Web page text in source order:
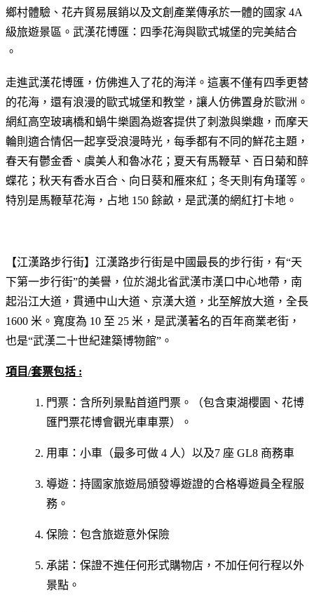
鄉村體驗、花卉貿易展銷以及文創產業傳承於一體的國家 4A
級旅遊景區。武漢花博匯：四季花海與歐式城堡的完美結合
。
走進武漢花博匯，仿佛進入了花的海洋。這裏不僅有四季更替
的花海，還有浪漫的歐式城堡和教堂，讓人仿佛置身於歐洲。
網紅高空玻璃橋和蝸牛樂園為遊客提供了刺激與樂趣，而摩天
輪則適合情侶一起享受浪漫時光，每季都有不同的鮮花主題，
春天有鬱金香、虞美人和魯冰花；夏天有馬鞭草、百日菊和醉
蝶花；秋天有香水百合、向日葵和雁來紅；冬天則有角瑾等。
特別是馬鞭草花海，占地 150 餘畝，是武漢的網紅打卡地。
【江漢路步行街】江漢路步行街是中國最長的步行街，有“天
下第一步行街”的美譽，位於湖北省武漢市漢口中心地帶，南
起沿江大道，貫通中山大道、京漢大道，北至解放大道，全長
1600 米。寬度為 10 至 25 米，是武漢著名的百年商業老街，
也是“武漢二十世紀建築博物館”。
項目/套票包括 :
門票：含所列景點首道門票。（包含東湖櫻園、花博
匯門票花博會觀光車車票）。
用車：小車（最多可做 4 人）以及7 座 GL8 商務車
導遊：持國家旅遊局頒發導遊證的合格導遊員全程服
務。
保險：包含旅遊意外保險
承諾：保證不進任何形式購物店，不加任何行程以外
景點。